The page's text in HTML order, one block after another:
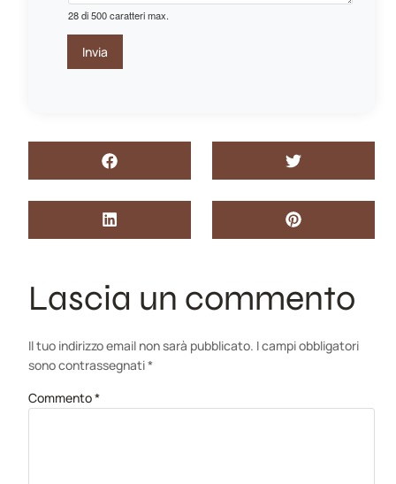
m
a
28 di 500 caratteri max.
Invia
Lascia un commento
Il tuo indirizzo email non sarà pubblicato. I campi obbligatori
sono contrassegnati*
Commento*